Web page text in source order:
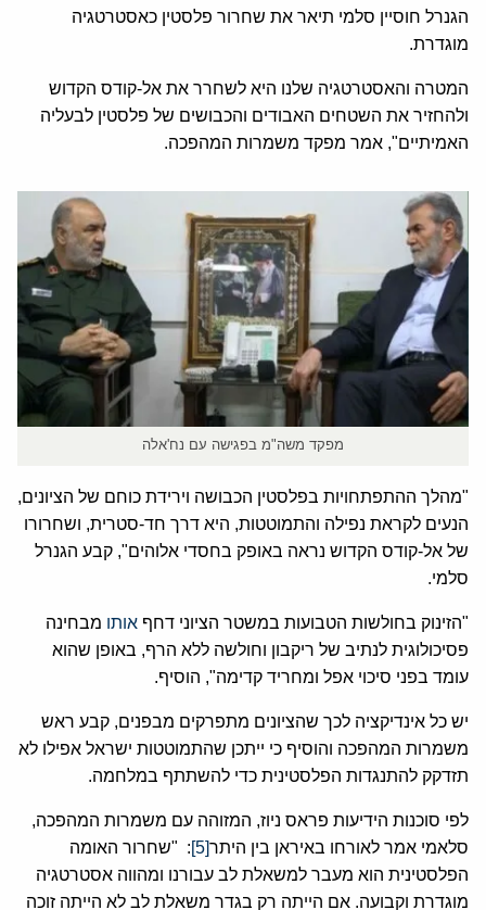
הגנרל חוסיין סלמי תיאר את שחרור פלסטין כאסטרטגיה
מוגדרת.
המטרה והאסטרטגיה שלנו היא לשחרר את אל-קודס הקדוש
ולהחזיר את השטחים האבודים והכבושים של פלסטין לבעליה
האמיתיים", אמר מפקד משמרות המהפכה.
מפקד משה"מ בפגישה עם נח'אלה
"מהלך ההתפתחויות בפלסטין הכבושה וירידת כוחם של הציונים,
הנעים לקראת נפילה והתמוטטות, היא דרך חד-סטרית, ושחרורו
של אל-קודס הקדוש נראה באופק בחסדי אלוהים", קבע הגנרל
סלמי.
"הזינוק בחולשות הטבועות במשטר הציוני דחף אותו מבחינה
פסיכולוגית לנתיב של ריקבון וחולשה ללא הרף, באופן שהוא
עומד בפני סיכוי אפל ומחריד קדימה", הוסיף.
יש כל אינדיקציה לכך שהציונים מתפרקים מבפנים, קבע ראש
משמרות המהפכה והוסיף כי ייתכן שהתמוטטות ישראל אפילו לא
תזדקק להתנגדות הפלסטינית כדי להשתתף במלחמה.
לפי סוכנות הידיעות פראס ניוז, המזוהה עם משמרות המהפכה,
סלאמי אמר לאורחו באיראן בין היתר[5]
: "שחרור האומה
הפלסטינית הוא מעבר למשאלת לב עבורנו ומהווה אסטרטגיה
מוגדרת וקבועה. אם הייתה רק בגדר משאלת לב לא הייתה זוכה